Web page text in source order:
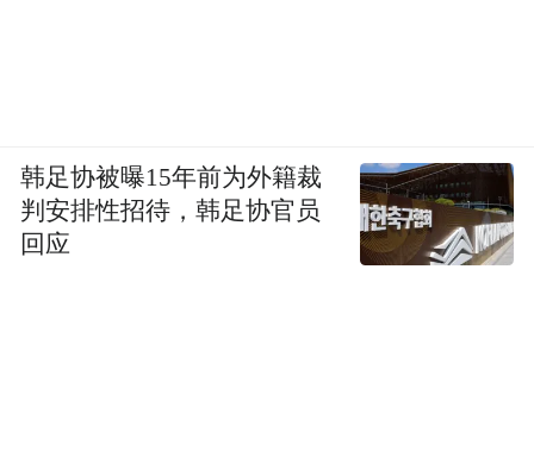
韩足协被曝15年前为外籍裁
判安排性招待，韩足协官员
回应